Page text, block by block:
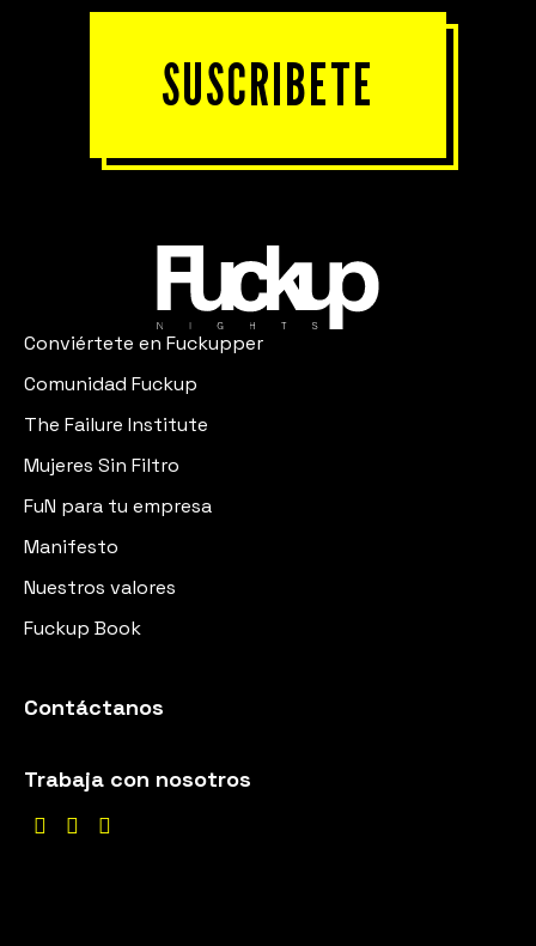
SUSCRIBETE
Conviértete en Fuckupper
Comunidad Fuckup
The Failure Institute
Mujeres Sin Filtro
FuN para tu empresa
Manifesto
Nuestros valores
Fuckup Book
Contáctanos
Trabaja con nosotros
  